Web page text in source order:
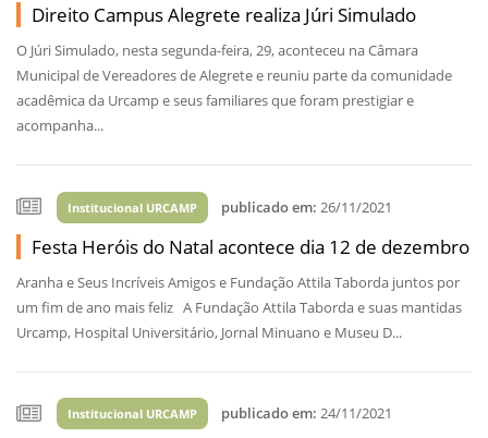
Direito Campus Alegrete realiza Júri Simulado
O Júri Simulado, nesta segunda-feira, 29, aconteceu na Câmara
Municipal de Vereadores de Alegrete e reuniu parte da comunidade
acadêmica da Urcamp e seus familiares que foram prestigiar e
acompanha...
Institucional URCAMP publicado em: 26/11/2021
Festa Heróis do Natal acontece dia 12 de dezembro
Aranha e Seus Incríveis Amigos e Fundação Attila Taborda juntos por
um fim de ano mais feliz A Fundação Attila Taborda e suas mantidas
Urcamp, Hospital Universitário, Jornal Minuano e Museu D...
Institucional URCAMP publicado em: 24/11/2021